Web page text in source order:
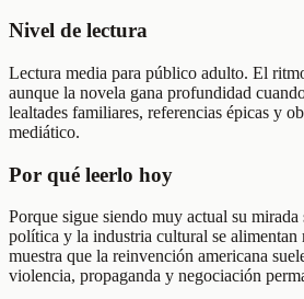
Nivel de lectura
Lectura media para público adulto. El
aunque la novela gana profundidad
lealtades familiares, referencias épicas y
mediático.
Por qué leerlo hoy
Porque sigue siendo muy actual su
política y la industria cultural se
muestra que la reinvención americana
violencia, propaganda y negociación